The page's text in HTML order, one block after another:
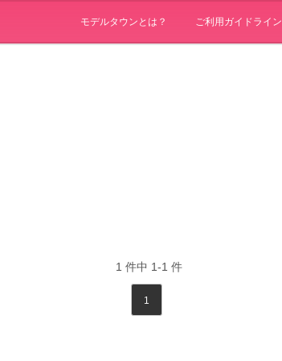
モデルタウンとは？ ご利用ガイドライン
1 件中 1-1 件
1